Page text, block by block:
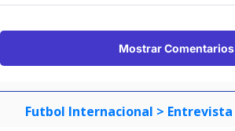
Mostrar Comentarios
Futbol Internacional > Entrevista